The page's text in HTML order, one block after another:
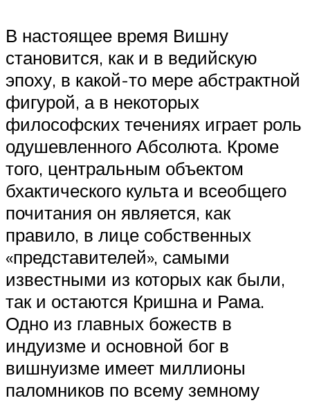
В настоящее время Вишну
становится, как и в ведийскую
эпоху, в какой-то мере абстрактной
фигурой, а в некоторых
философских течениях играет роль
одушевленного Абсолюта. Кроме
того, центральным объектом
бхактического культа и всеобщего
почитания он является, как
правило, в лице собственных
«представителей», самыми
известными из которых как были,
так и остаются Кришна и Рама.
Одно из главных божеств в
индуизме и основной бог в
вишнуизме имеет миллионы
паломников по всему земному